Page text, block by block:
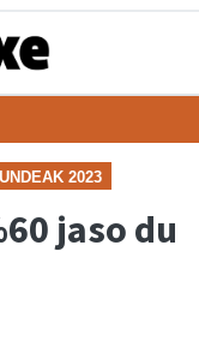
2023
jaso du